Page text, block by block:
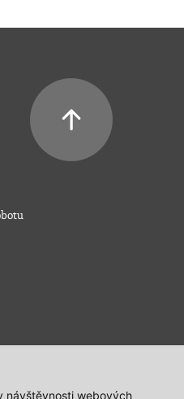
návštěvnosti webových